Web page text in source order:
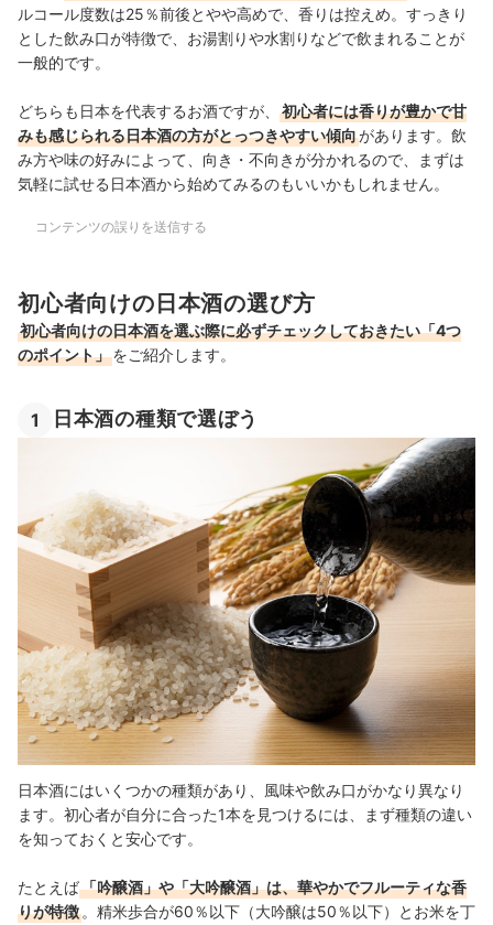
ルコール度数は25％前後とやや高めで、香りは控えめ。すっきり
とした飲み口が特徴で、お湯割りや水割りなどで飲まれることが
一般的です。
どちらも日本を代表するお酒ですが、
初心者には香りが豊かで甘
みも感じられる日本酒の方がとっつきやすい傾向があります。飲
み方や味の好みによって、向き・不向きが分かれるので、まずは
気軽に試せる日本酒から始めてみるのもいいかもしれません。
コンテンツの誤りを送信する
初心者向けの日本酒の選び方
初心者向けの日本酒を選ぶ際に必ずチェックしておきたい「4つ
のポイント」をご紹介します。
1 日本酒の種類で選ぼう
日本酒にはいくつかの種類があり、風味や飲み口がかなり異なり
ます。初心者が自分に合った1本を見つけるには、まず種類の違い
を知っておくと安心です。
たとえば「吟醸酒」や「大吟醸酒」は、華やかでフルーティな香
りが特徴 。精米歩合が60％以下（大吟醸は50％以下）とお米を丁